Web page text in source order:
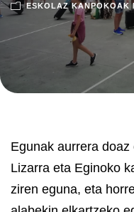
ESKOLAZ KANPOKOAK
Egunak aurrera
Lizarra eta Eginoko
ziren eguna, eta